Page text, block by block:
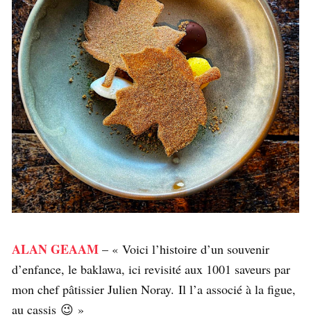
ALAN GEAAM – « Voici l’histoire d’un souvenir
d’enfance, le baklawa, ici revisité aux 1001 saveurs par
mon chef pâtissier Julien Noray. Il l’a associé à la figue,
au cassis 😉 »